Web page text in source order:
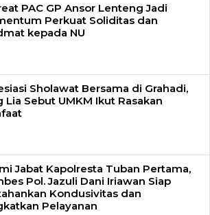
PAC GP Ansor Lenteng Jadi
Perkuat Soliditas dan
kepada NU
Sholawat Bersama di Grahadi,
Lia Sebut UMKM Ikut Rasakan
Jabat Kapolresta Tuban Pertama,
Pol. Jazuli Dani Iriawan Siap
Kondusivitas dan
Pelayanan